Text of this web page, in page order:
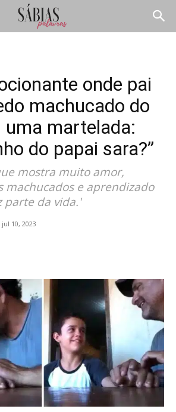
onde pai
machucado do
uma martelada:
do papai sara?”
mostra muito amor,
machucados e aprendizado
da vida.'
jul 10, 2023